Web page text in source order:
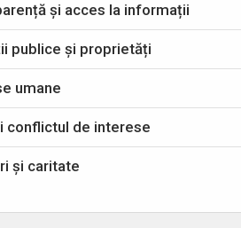
și acces la informații
publice și proprietăți
umane
conflictul de interese
și caritate